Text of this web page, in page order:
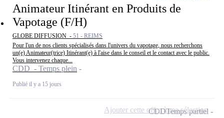
Animateur Itinérant en Produits de
Vapotage (F/H)
GLOBE DIFFUSION - 51 - REIMS
Pour l'un de nos clients spécialisés dans l'univers du vapotage, nous recherchons
un(e) Animateur(trice) Itinérant(e) à l'aise dans le conseil et le contact avec le public.
Vous intervenez chaque...
CDD - Temps plein
Publié il y a 15 jours
CDDTemps partiel
Ajouter cette offre à ma sélection